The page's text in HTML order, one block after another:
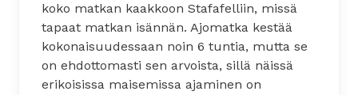
koko matkan kaakkoon Stafafelliin, missä
tapaat matkan isännän. Ajomatka kestää
kokonaisuudessaan noin 6 tuntia, mutta se
on ehdottomasti sen arvoista, sillä näissä
erikoisissa maisemissa ajaminen on